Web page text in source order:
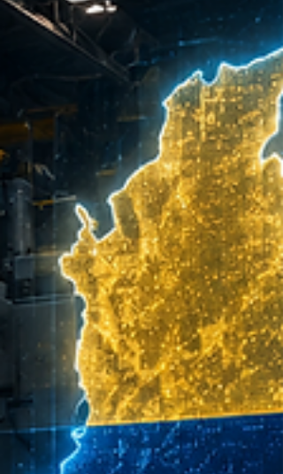
Exportadores, cafeteros y otros sectores
están recibiendo menos ingresos por
exactamente lo mismo. Analizamos
ganan, quiénes pierden y cómo impacta la
caída del dólar al comercio internacional.